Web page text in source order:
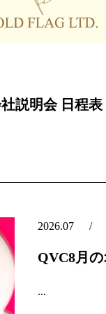
説明会 日程表
2026.07
QVC8月
...